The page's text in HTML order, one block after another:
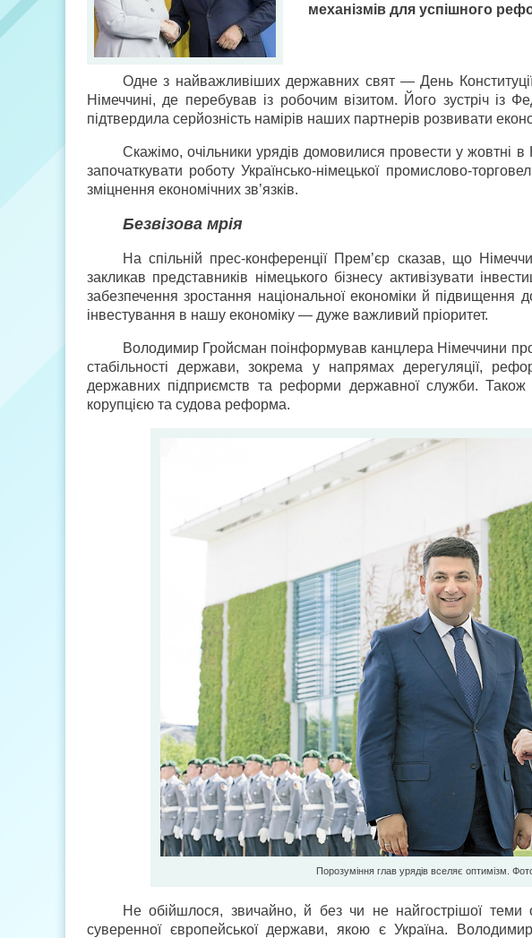
механізмів для успішного
Одне з найважливіших державних свят — День
Німеччині, де перебував із робочим візитом. Його зустріч із
підтвердила серйозність намірів наших партнерів розвивати
Скажімо, очільники урядів домовилися провести у жовтні в
започаткувати роботу Українсько-німецької промислово-
зміцнення економічних зв’язків.
Безвізова мрія
На спільній прес-конференції Прем’єр сказав, що
закликав представників німецького бізнесу активізувати
забезпечення зростання національної економіки й підвищення
інвестування в нашу економіку — дуже важливий пріоритет.
Володимир Гройсман поінформував канцлера Німеччини
стабільності держави, зокрема у напрямах дерегуляції,
державних підприємств та реформи державної служби.
корупцією та судова реформа.
Порозуміння глав урядів вселяє оптимізм.
Не обійшлося, звичайно, й без чи не найгострішої теми
суверенної європейської держави, якою є Україна.